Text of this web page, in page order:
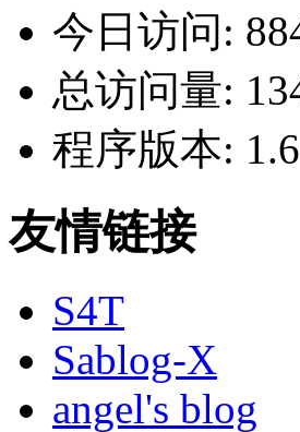
今日访问:
总访问量:
程序版本: 1.6
友情链接
S4T
Sablog-X
angel's blog